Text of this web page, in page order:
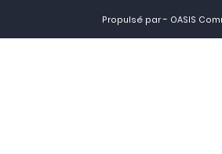
Propulsé par- OASIS